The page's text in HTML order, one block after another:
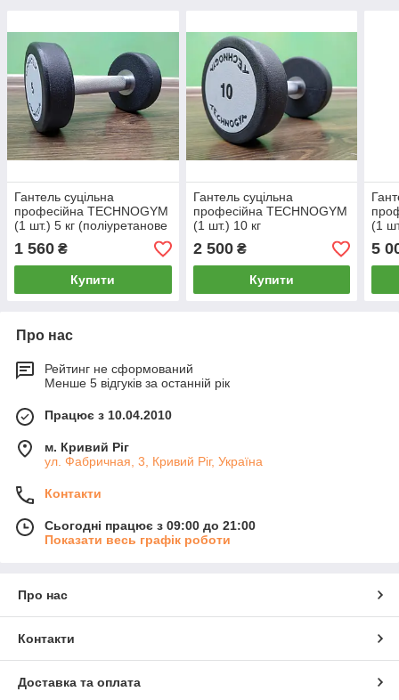
Гантель суцільна
професійна TECHNOGYM
(1 шт.) 5 кг (поліуретанове
покриття, вага 5 кг)
1 560 ₴
Купити
Гантель суцільна
професійна TECHNOGYM
(1 шт.) 10 кг
(поліуретанове покриття,
вага 10 кг)
2 500₴
Купити
(1
5
Про нас
Рейтинг не сформований
Менше 5 відгуків за останній рік
Працює з 10.04.2010
м. Кривий Ріг
ул. Фабричная, 3, Кривий Ріг, Україна
Контакти
Сьогодні працює з 09:00 до 21:00
Показати весь графік роботи
Про нас
Контакти
Доставка та оплата